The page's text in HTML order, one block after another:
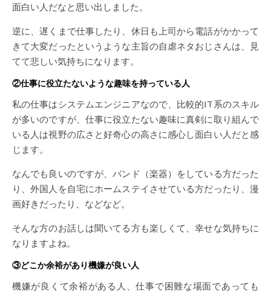
面白い人だなと思い出しました。
逆に、遅くまで仕事したり、休日も上司から電話がかかって
きて大変だったというような主旨の自虐ネタおじさんは、見
てて悲しい気持ちになります。
②仕事に役立たないような趣味を持っている人
私の仕事はシステムエンジニアなので、比較的IT系のスキル
が多いのですが、仕事に役立たない趣味に真剣に取り組んで
いる人は視野の広さと好奇心の高さに感心し面白い人だと感
じます。
なんでも良いのですが、バンド（楽器）をしている方だった
り、外国人を自宅にホームステイさせている方だったり、漫
画好きだったり、などなど。
そんな方のお話しは聞いてる方も楽しくて、幸せな気持ちに
なりますよね。
③どこか余裕があり機嫌が良い人
機嫌が良くて余裕がある人、仕事で困難な場面であっても